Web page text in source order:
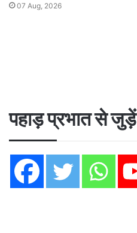
07 Aug, 2026
पहाड़ प्रभात से जुड़ें